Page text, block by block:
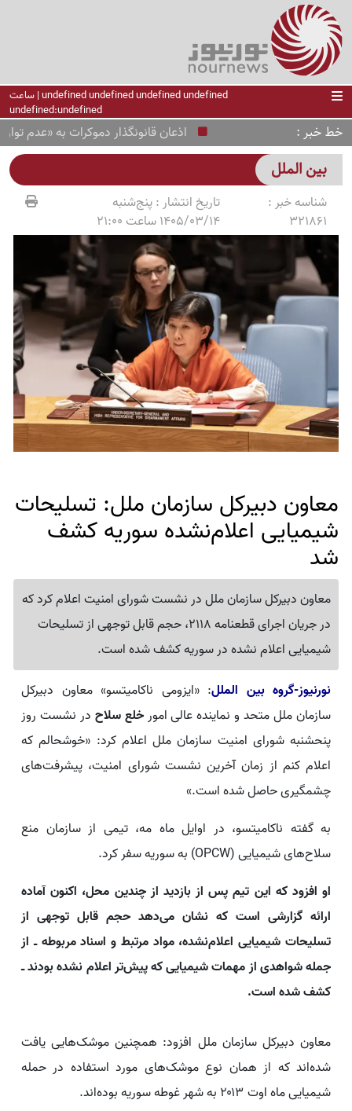
undefined undefined undefined undefined | ساعت
undefined:undefined
خط خبر اذعان قانونگذار دموکرات به «عدم توازن»
بین الملل
شناسه خبر :
321861
تاریخ انتشار :پنج‌شنبه
1405/03/14 ساعت 21:00
معاون دبیرکل سازمان ملل: تسلیحات
شیمیایی اعلام‌نشده سوریه کشف
شد
معاون دبیرکل سازمان ملل در نشست شورای امنیت اعلام کرد که
در جریان اجرای قطعنامه 2118، حجم قابل توجهی از تسلیحات
شیمیایی اعلام نشده در سوریه کشف شده است.
نورنیوز-گروه بین الملل: «ایزومی ناکامیتسو» معاون دبیرکل
سازمان ملل متحد و نماینده عالی امورخلع سلاح در نشست روز
پنحشنبه شورای امنیت سازمان ملل اعلام کرد: «خوشحالم که
اعلام کنم از زمان آخرین نشست شورای امنیت، پیشرفت‌های
چشمگیری حاصل شده است.»
به گفته ناکامیتسو، در اوایل ماه مه، تیمی از سازمان منع
سلاح‌های شیمیایی (OPCW) به سوریه سفر کرد.
او افزود که این تیم پس از بازدید از چندین محل، اکنون آماده
ارائه گزارشی است که نشان می‌دهد حجم قابل توجهی از
تسلیحات شیمیایی اعلام‌نشده، مواد مرتبط و اسناد مربوطه ــ از
جمله شواهدی از مهمات شیمیایی که پیش‌تر اعلام نشده بودند ــ
کشف شده است.
معاون دبیرکل سازمان ملل افزود: همچنین موشک‌هایی یافت
شده‌اند که از همان نوع موشک‌های مورد استفاده در حمله
شیمیایی ماه اوت ۲۰۱۳ به شهر غوطه سوریه بوده‌اند.